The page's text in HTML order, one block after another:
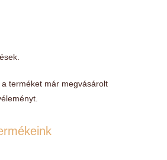
terméket már megvásárolt